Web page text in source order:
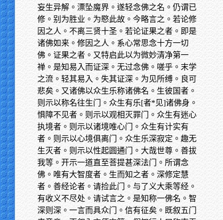
妄生异解。漂坠魔界。遂轻念佛之名。仍谓已
修。别为胜业。为愍此故。今略言之。若论修
因之人。不离三贤十圣。若论证果之者。即是
诸佛如来。修因之人。系心常思念十方一切
佛。证果之者。又特启此以为微妙清净第一
禅。是知易入而证深。无过念佛。嗟乎。末学
之流。轻其易入。失其证深。为见所缚。良可
悲矣。又诸佛以众生乐称诸佛名。生彼国者。
则示以称名往生门。众生有乐[者*见]诸佛身。
惧障不见者。则示以观相灭罪门。众生有迷心
执境者。则示以诸境唯心门。众生有计实有
者。则示以心境俱离门。众生乐深寂定。趣无
生灭者。则示以性起圆通门。大哉世尊。善拔
我等。开示一道直至菩提甚深法门。所谓念
佛。唯有大智度者。生而知之者。深修定慧
者。善经论者。请捡此门。与了义大乘等经。
有收义不尽处。请试言之。是知称一佛名。智
深则深。一言而具众门。信有征矣。既叙五门